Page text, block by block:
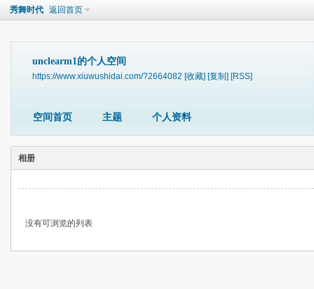
秀舞时代 返回首页
unclearm1的个人空间
https://www.xiuwushidai.com/?2664082 [收藏] [复制] [RSS]
空间首页 主题 个人资料
相册
没有可浏览的列表